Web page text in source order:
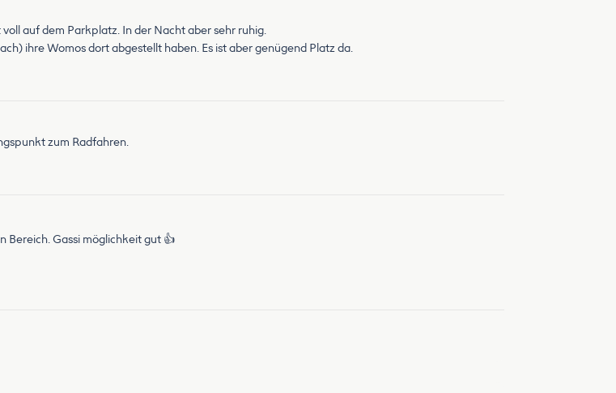
auf dem Parkplatz. In der Nacht aber sehr ruhig.
ihre Womos dort abgestellt haben. Es ist aber genügend Platz da.
zum Radfahren.
Bereich. Gassi möglichkeit gut 👍